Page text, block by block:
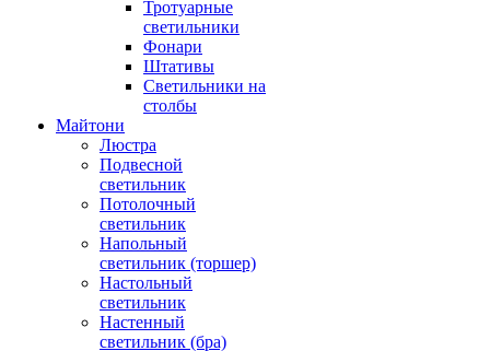
Тротуарные
светильники
Фонари
Штативы
Светильники на
столбы
Майтони
Люстра
Подвесной
светильник
Потолочный
светильник
Напольный
светильник (торшер)
Настольный
светильник
Настенный
светильник (бра)